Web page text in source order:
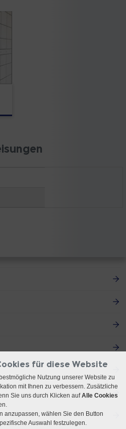
für diese Website
Nutzung unserer Website zu
mit Ihnen zu verbessern. Zusätzliche
Sie uns durch Klicken aufAlle Cookies
anzupassen, wählen Sie den Button
Auswahl festzulegen.